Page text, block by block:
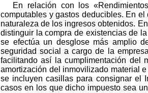
En relación con los
computables y gastos deducibles. En
naturaleza de los ingresos obtenidos.
distinguir la compra de existencias de
se efectúa un desglose más amplio
seguridad social a cargo de la
facilitando así la cumplimentación del
amortización del inmovilizado material
se incluyen casillas para consignar el
casos en los que dicho impuesto sea